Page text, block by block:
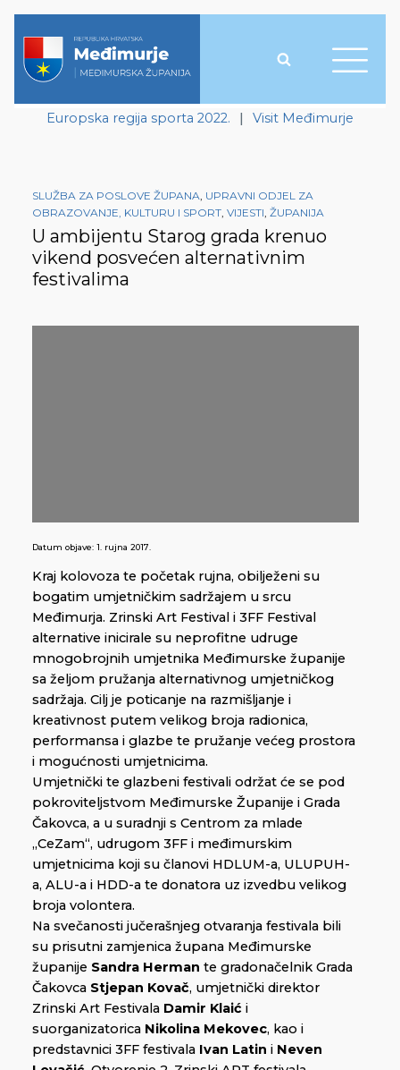
Europska regija sporta 2022. | Visit Međimurje
SLUŽBA ZA POSLOVE ŽUPANA, UPRAVNI ODJEL ZA
OBRAZOVANJE, KULTURU I SPORT, VIJESTI, ŽUPANIJA
U ambijentu Starog grada krenuo
vikend posvećen alternativnim
festivalima
Datum objave: 1. rujna 2017.
Kraj kolovoza te početak rujna, obilježeni su
bogatim umjetničkim sadržajem u srcu
Međimurja. Zrinski Art Festival i 3FF Festival
alternative inicirale su neprofitne udruge
mnogobrojnih umjetnika Međimurske županije
sa željom pružanja alternativnog umjetničkog
sadržaja. Cilj je poticanje na razmišljanje i
kreativnost putem velikog broja radionica,
performansa i glazbe te pružanje većeg prostora
i mogućnosti umjetnicima.
Umjetnički te glazbeni festivali održat će se pod
pokroviteljstvom Međimurske Županije i Grada
Čakovca, a u suradnji s Centrom za mlade
„CeZam“, udrugom 3FF i međimurskim
umjetnicima koji su članovi HDLUM-a, ULUPUH-
a, ALU-a i HDD-a te donatora uz izvedbu velikog
broja volontera.
Na svečanosti jučerašnjeg otvaranja festivala bili
su prisutni zamjenica župana Međimurske
županije Sandra Herman te gradonačelnik Grada
Čakovca Stjepan Kovač, umjetnički direktor
Zrinski Art Festivala Damir Klaić i
suorganizatorica Nikolina Mekovec, kao i
predstavnici 3FF festivala Ivan Latin i Neven